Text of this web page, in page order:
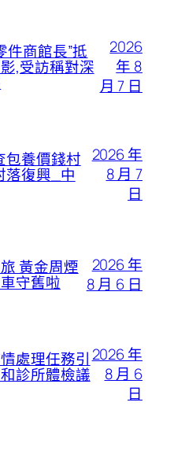
件商館長”抵
,受訪稱對深
2026
年 8
月 7 日
包養價錢村
落復興_中
2026 年
8 月 7
日
黃金周煙
守舊啦
2026 年
8 月 6 日
處理任務引
診所體檢議
2026 年
8 月 6
日